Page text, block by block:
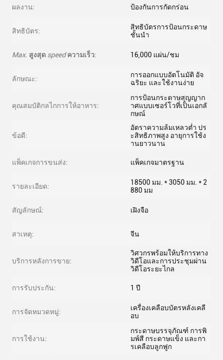
ผลงาน: ป้องกันการกัดกร่อน
สิทธิบัตร:
สิทธิบัตรการป้อนกระดาษ
ชั้นนำ
Max. สูงสุด speed ความเร็ว: 16,000 แผ่น/ชม
ลักษณะ:
การออกแบบอัตโนมัติ อัจ
ฉริยะ และใช้งานง่าย
คุณสมบัติกลไกการให้อาหาร:
การป้อนกระดาษสุญญาก
าศแบบเซอร์โวที่เป็นเอกลั
กษณ์
ข้อดี:
อัตราความล้มเหลวต่ำ ปร
ะสิทธิภาพสูง อายุการใช้ง
านยาวนาน
แพ็คเกจการขนส่ง: แพ็คเกจมาตรฐาน
รายละเอียด:
18500 มม. * 3050 มม. * 2
880 มม
สัญลักษณ์: เฝิงจือ
สาเหตุ: จีน
บริการหลังการขาย:
วิศวกรพร้อมให้บริการทาง
วิดีโอและการประชุมผ่าน
วิดีโอระยะไกล
การรับประกัน: 1 ปี
การจัดหมวดหมู่:
เครื่องเคลือบบัตรหลังเคลื
อบ
การใช้งาน:
กระดาษบรรจุภัณฑ์ การพิ
มพ์สี กระดาษแข็ง และกา
รเคลือบลูกฟูก